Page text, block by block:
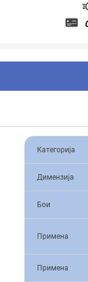
Категорија
Димензија
Бои
Примена
Примена